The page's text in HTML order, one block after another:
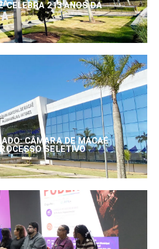
CELEBRA 213 ANOS DA
CÂMARA DE MACAÉ
SELETIVO